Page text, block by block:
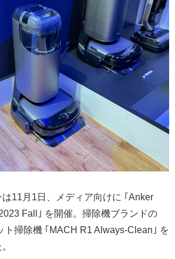
11月1日、メディア向けに ｢Anker
Fall｣ を開催。掃除機ブランドの
ト掃除機 ｢MACH R1 Always-Clean｣ を